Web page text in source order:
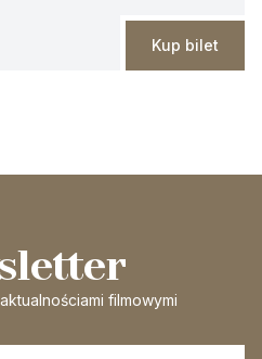
Kup bilet
filmowymi